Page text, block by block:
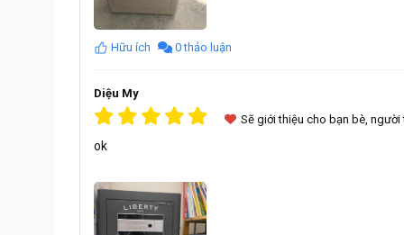
Hữu ích 0 thảo luận
Diệu My
Sẽ giới thiệu cho bạn bè, người
ok